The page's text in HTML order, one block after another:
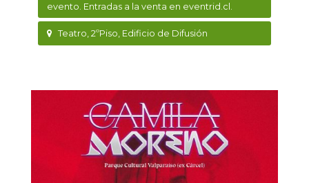
evento. Entradas a la venta en eventrid.cl.
Teatro, 2ºPiso, Edificio de Difusión